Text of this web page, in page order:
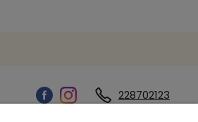
228702123